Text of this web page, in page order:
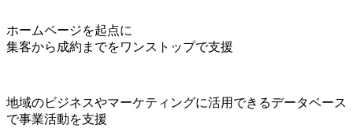
ホームページを起点に
集客から成約までをワンストップで支援
地域のビジネスやマーケティングに活用できるデータベース
で事業活動を支援